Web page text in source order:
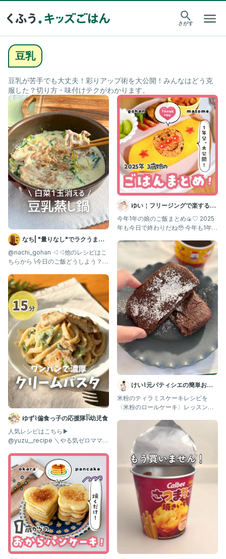
さがす
豆乳
豆乳が苦手でも大丈夫！彩りアップ術を大公開！みんなはどう克
服した？切り方・味付けテクがわかります。
なち| "量りなし"でラクうまご
はん
@nachi_gohan ◁◁他のレシピはこ
ちらから \今日のご飯どうしよう？を
ゆず⌇偏食っ子の応援隊𓌉𓇋幼児食
人気レシピはこちら▶︎
@yuzu__recipe ＼やる気ゼロママの
ゆい￤フリージングで楽する離
乳食 幼児食 | 簡単作りおき
今年1年の娘のご飯まとめ🍙♡ 2025
年も今日で終わりだね🥹 今年も1年、
けい⌇元パティシエの簡単おや
つ
米粉のティラミスケーキレシピを
〈米粉のロールケーキ〉レッスン生